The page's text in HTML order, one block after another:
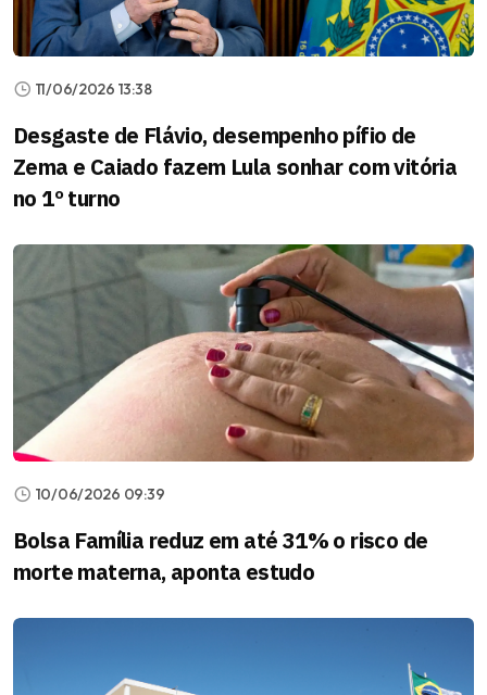
11/06/2026 13:38
Desgaste de Flávio, desempenho pífio de
Zema e Caiado fazem Lula sonhar com vitória
no 1º turno
10/06/2026 09:39
Bolsa Família reduz em até 31% o risco de
morte materna, aponta estudo